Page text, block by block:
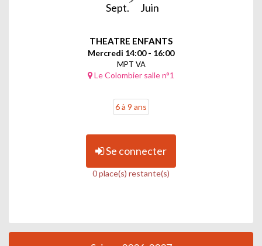
Sept.
Juin
THEATRE ENFANTS
Mercredi 14:00 - 16:00
MPT VA
Le Colombier salle n°1
6 à 9 ans
Se connecter
0 place(s) restante(s)